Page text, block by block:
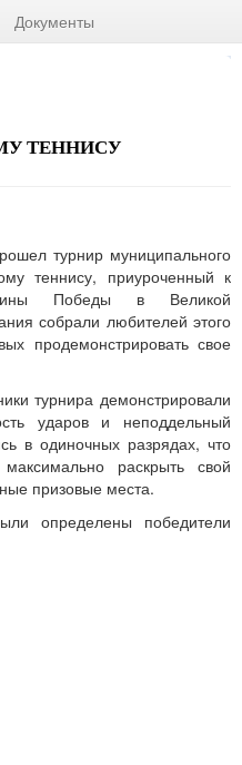
Документы
ТЕННИСУ
турнир муниципального
теннису, приуроченный к
Победы в Великой
собрали любителей этого
продемонстрировать свое
турнира демонстрировали
ударов и неподдельный
в одиночных разрядах, что
раскрыть свой
призовые места.
определены победители